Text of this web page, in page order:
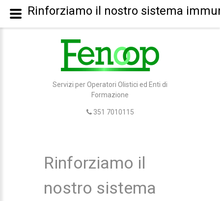
Servizi per Operatori Olistici ed Enti di
Formazione
351 7010115
Rinforziamo il
nostro sistema
Rinforziamo il nostro sistema